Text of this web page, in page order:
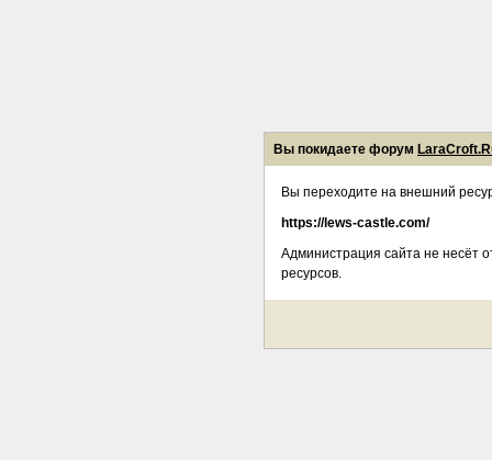
Вы покидаете форум
Вы переходите на внешний
https://lews-castle.com/
Администрация сайта не несёт
ресурсов.